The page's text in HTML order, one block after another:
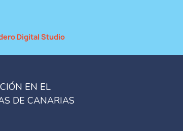
Digital Studio
EN EL
DE CANARIAS